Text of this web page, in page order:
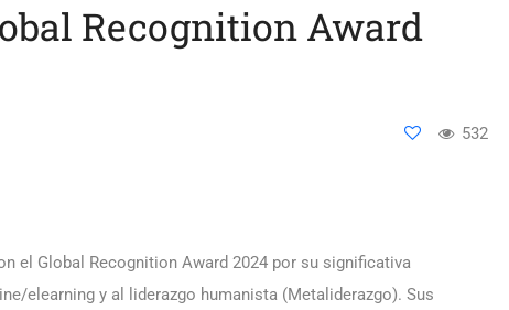
Recognition Award
532
el Global Recognition Award 2024 por su significativa
elearning y al liderazgo humanista (Metaliderazgo). Sus